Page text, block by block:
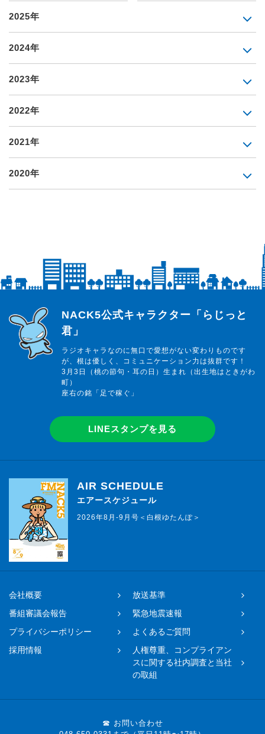
2025年
2024年
2023年
2022年
2021年
2020年
らじっと君
NACK5公式キャラクター「らじっと
君」
ラジオキャラなのに無口で愛想がない変わりものです
が、根は優しく、コミュニケーション力は抜群です！
3月3日（桃の節句・耳の日）生まれ（出生地はときがわ
町）
座右の銘「足で稼ぐ」
LINEスタンプを見る
AIR SCHEDULE
エアースケジュール
2026年8月-9月号＜白根ゆたんぽ＞
会社概要
放送基準
番組審議会報告
緊急地震速報
プライバシーポリシー
よくあるご質問
採用情報
人権尊重、コンプライアン
スに関する社内調査と当社
の取組
☎ お問い合わせ